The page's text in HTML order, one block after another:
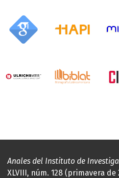
Anales del Instituto de
XLVIII, núm. 128 (primavera